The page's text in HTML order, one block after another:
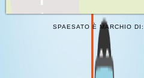
SPAESATO È MARCHIO DI: